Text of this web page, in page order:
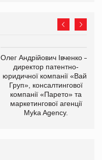
Олег Андрійович Івченко —
директор патентно-
юридичної компанії «Вайз
Груп», консалтингової
компанії «Парето» та
маркетингової агенції
Myka Agency.